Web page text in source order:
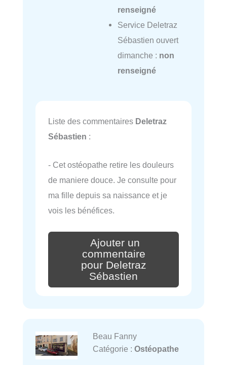
renseigné
Service Deletraz
Sébastien ouvert
dimanche : non
renseigné
Liste des commentaires Deletraz
Sébastien :
- Cet ostéopathe retire les douleurs
de maniere douce. Je consulte pour
ma fille depuis sa naissance et je
vois les bénéfices.
Ajouter un
commentaire
pour Deletraz
Sébastien
Beau Fanny
Catégorie : Ostéopathe